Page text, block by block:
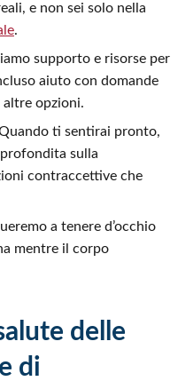
e non sei solo nella
.
supporto e risorse per
aiuto con domande
altre opzioni.
ti sentirai pronto,
sulla
contraccettive che
a tenere d’occhio
mentre il corpo
delle
di